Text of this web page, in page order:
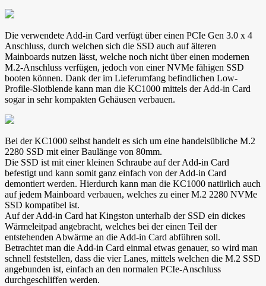
Die verwendete Add-in Card verfügt über einen PCIe Gen 3.0 x 4
Anschluss, durch welchen sich die SSD auch auf älteren
Mainboards nutzen lässt, welche noch nicht über einen modernen
M.2-Anschluss verfügen, jedoch von einer NVMe fähigen SSD
booten können. Dank der im Lieferumfang befindlichen Low-
Profile-Slotblende kann man die KC1000 mittels der Add-in Card
sogar in sehr kompakten Gehäusen verbauen.
Bei der KC1000 selbst handelt es sich um eine handelsübliche M.2
2280 SSD mit einer Baulänge von 80mm.
Die SSD ist mit einer kleinen Schraube auf der Add-in Card
befestigt und kann somit ganz einfach von der Add-in Card
demontiert werden. Hierdurch kann man die KC1000 natürlich auch
auf jedem Mainboard verbauen, welches zu einer M.2 2280 NVMe
SSD kompatibel ist.
Auf der Add-in Card hat Kingston unterhalb der SSD ein dickes
Wärmeleitpad angebracht, welches bei der einen Teil der
entstehenden Abwärme an die Add-in Card abführen soll.
Betrachtet man die Add-in Card einmal etwas genauer, so wird man
schnell feststellen, dass die vier Lanes, mittels welchen die M.2 SSD
angebunden ist, einfach an den normalen PCIe-Anschluss
durchgeschliffen werden.